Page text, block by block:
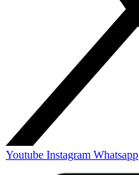
Youtube Instagram Whatsapp